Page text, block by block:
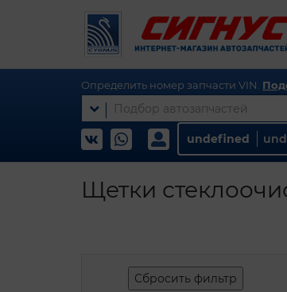
Определить номер запчасти VIN.
undefined
Щетки
Сбросить фильтр